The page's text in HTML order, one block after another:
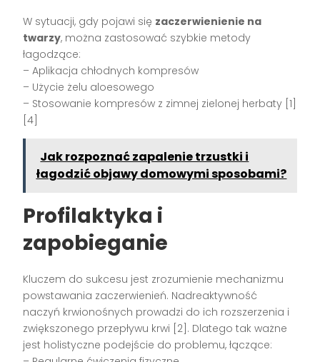
W sytuacji, gdy pojawi się zaczerwienienie na
twarzy, można zastosować szybkie metody
łagodzące:
– Aplikacja chłodnych kompresów
– Użycie żelu aloesowego
– Stosowanie kompresów z zimnej zielonej herbaty [1]
[4]
Jak rozpoznać zapalenie trzustki i
łagodzić objawy domowymi sposobami?
Profilaktyka i
zapobieganie
Kluczem do sukcesu jest zrozumienie mechanizmu
powstawania zaczerwienień. Nadreaktywność
naczyń krwionośnych prowadzi do ich rozszerzenia i
zwiększonego przepływu krwi [2]. Dlatego tak ważne
jest holistyczne podejście do problemu, łączące: